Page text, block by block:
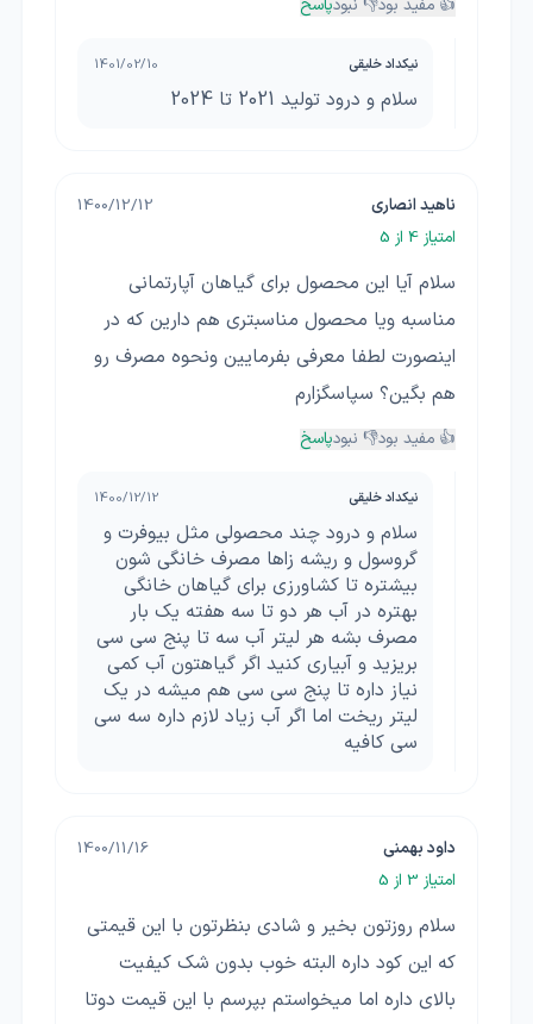
👍 مفید بود👎 نبودپاسخ
نیکداد خلیقی 1401/02/10
سلام و درود تولید 2021 تا 2024
ناهید انصاری
1400/12/12
امتیاز 4 از 5
سلام آیا این محصول برای گیاهان آپارتمانی
مناسبه ویا محصول مناسبتری هم دارین که در
اینصورت لطفا معرفی بفرمایین ونحوه مصرف رو
هم بگین؟ سپاسگزارم
👍 مفید بود👎 نبودپاسخ
نیکداد خلیقی 1400/12/12
سلام و درود چند محصولی مثل بیوفرت و
گروسول و ریشه زاها مصرف خانگی شون
بیشتره تا کشاورزی برای گیاهان خانگی
بهتره در آب هر دو تا سه هفته یک بار
مصرف بشه هر لیتر آب سه تا پنج سی سی
بریزید و آبیاری کنید اگر گیاهتون آب کمی
نیاز داره تا پنج سی سی هم میشه در یک
لیتر ریخت اما اگر آب زیاد لازم داره سه سی
سی کافیه
داود بهمنی
1400/11/16
امتیاز 3 از 5
سلام روزتون بخیر و شادی بنظرتون با این قیمتی
که این کود داره البته خوب بدون شک کیفیت
بالای داره اما میخواستم بپرسم با این قیمت دوتا